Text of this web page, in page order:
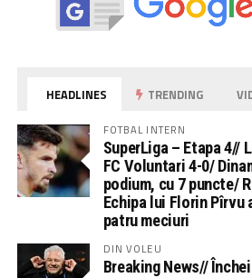
HEADLINES TRENDING
FOTBAL INTERN
SuperLiga – Etapa 4//
FC Voluntari 4-0/
podium, cu 7 puncte/
Echipa lui Florin Pîrvu
patru meciuri
DIN VOLEU
Breaking News//